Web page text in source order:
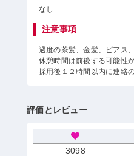
なし
注意事項
過度の茶髪、金髪、ピアス
休憩時間は前後する可能性
採用後１２時間以内に連絡
評価とレビュー
3098